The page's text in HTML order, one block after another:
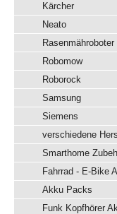
Kärcher
Neato
Robomow
Roborock
Samsung
Siemens
verschiedene
Smarthome
Fahrrad - E-Bike
Akku Packs
Funk Kopfhörer